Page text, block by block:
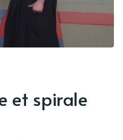
et spirale